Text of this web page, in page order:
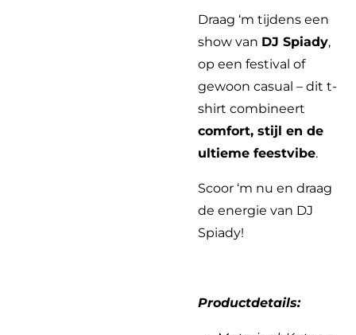
Draag ‘m tijdens een
show van DJ Spiady,
op een festival of
gewoon casual – dit t-
shirt combineert
comfort, stijl en de
ultieme feestvibe.
Scoor ‘m nu en draag
de energie van DJ
Spiady!
Productdetails: